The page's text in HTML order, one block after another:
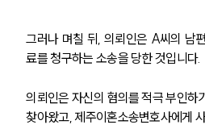
그러나 며칠 뒤, 의뢰인은 A씨의 남
료를 청구하는 소송을 당한 것입니다.
의뢰인은 자신의 혐의를 적극 부인하
찾아왔고, 제주이혼소송변호사에게